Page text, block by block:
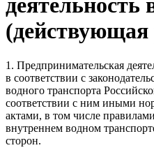
деятельность
(действующая
1. Предпринимательская
в соответствии с
водного транспорта
соответствии с ним иными
актами, в том числе
внутреннем водном
сторон.